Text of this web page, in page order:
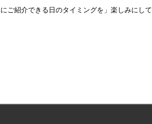
紹介できる日のタイミングを」楽しみにして